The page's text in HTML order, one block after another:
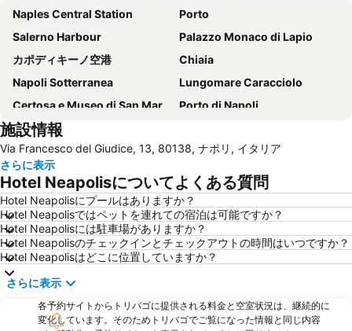
Naples Central Station
Porto
Salerno Harbour
Palazzo Monaco di Lapio
カポディキーノ空港
Chiaia
Napoli Sotterranea
Lungomare Caracciolo
Certosa e Museo di San Martino
Porto di Napoli
Marina Grande
Museo di Capodimonte
Lungomare Trieste
Castel dell'Ovo
Porto di Salerno
Liparlati
Piazza Bellini
Via Toledo
Vomero
Stazione di Sorrento
Villa Rufolo
Costiera Amalfitana
Spaccanapoli
Piazza del Plebiscito
Marina Grande
Porto di Ischia
施設情報
Via Francesco del Giudice, 13, 80138, ナポリ, イタリア
さらに表示
Hotel Neapolisについてよくある質問
Hotel Neapolisにプールはありますか？
Hotel Neapolisではペットを連れての宿泊は可能ですか？
Hotel Neapolisには駐車場がありますか？
Hotel Neapolisのチェックインとチェックアウトの時間はいつですか？
Hotel Neapolisはどこに位置していますか？
さらに表示
各予約サイトからトリバゴに提供される料金と空室状況は、継続的に
変化しています。そのためトリバゴでご覧になった情報と同じ内容